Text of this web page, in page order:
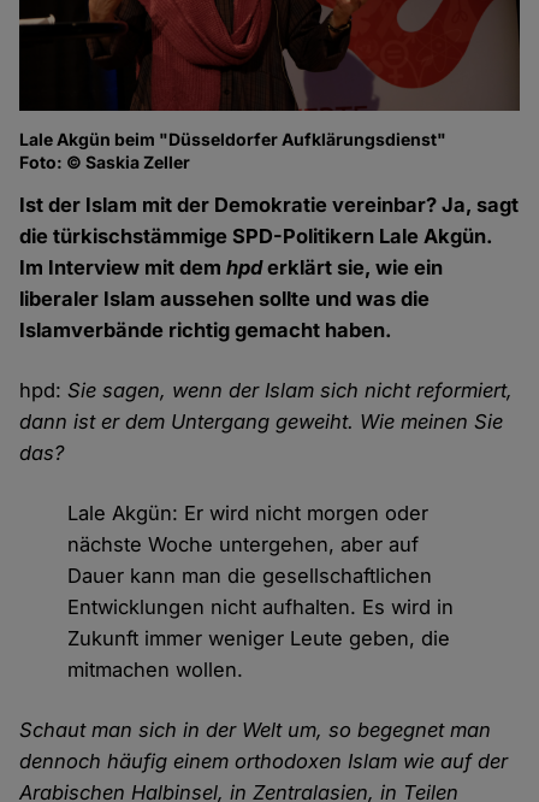
Lale Akgün beim "Düsseldorfer Aufklärungsdienst"
Foto: © Saskia Zeller
Ist der Islam mit der Demokratie vereinbar? Ja, sagt
die türkischstämmige SPD-Politikern Lale Akgün.
Im Interview mit demhpderklärt sie, wie ein
liberaler Islam aussehen sollte und was die
Islamverbände richtig gemacht haben.
hpd:Sie sagen, wenn der Islam sich nicht reformiert,
dann ist er dem Untergang geweiht. Wie meinen Sie
das?
Lale Akgün: Er wird nicht morgen oder
nächste Woche untergehen, aber auf
Dauer kann man die gesellschaftlichen
Entwicklungen nicht aufhalten. Es wird in
Zukunft immer weniger Leute geben, die
mitmachen wollen.
Schaut man sich in der Welt um, so begegnet man
dennoch häufig einem orthodoxen Islam wie auf der
Arabischen Halbinsel, in Zentralasien, in Teilen